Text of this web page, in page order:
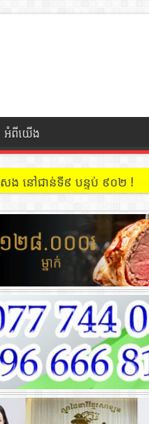
អំពីយើង
សង នៅជាន់ទី៩ បន្ទប់ ៩០២ !